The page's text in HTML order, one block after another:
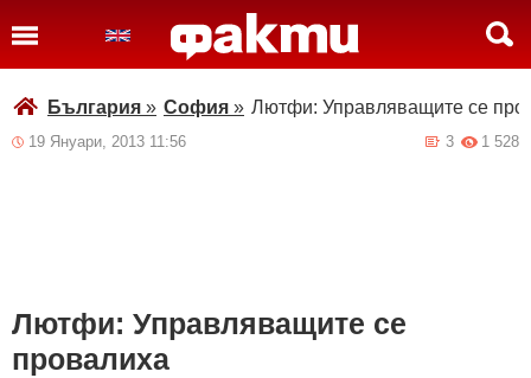
България » София » Лютфи: Управляващите се
19 Януари, 2013 11:56 1 528
3
Лютфи: Управляващите се
провалиха